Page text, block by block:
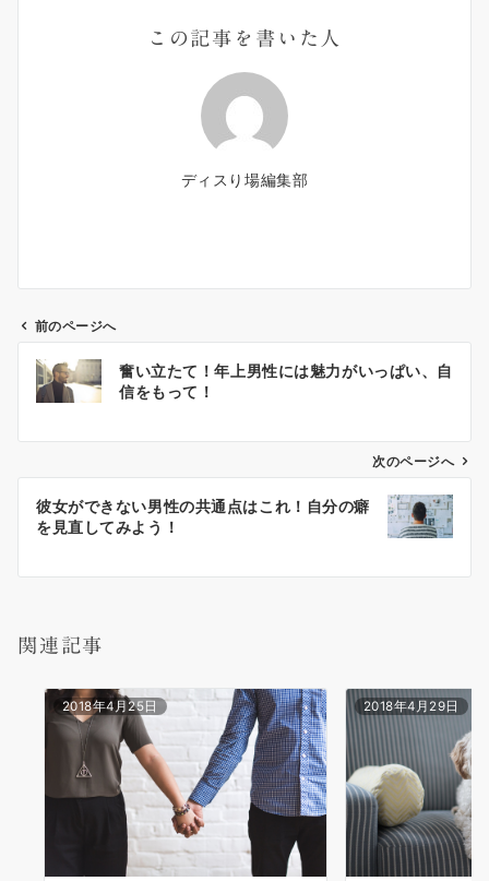
この記事を書いた人
ディスり場編集部
投
稿
ナ
ビ
ゲ
ー
前のページへ
奮い立たて！年上男性には魅力がいっぱい、自
信をもって！
次のページへ
彼女ができない男性の共通点はこれ！自分の癖
を見直してみよう！
関連記事
2018年4月25日 2018年4月29日